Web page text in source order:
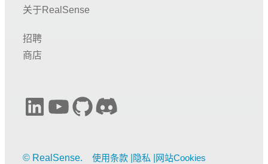
关于RealSense
招聘
商店
LinkedInYouTubeGitHubDiscord
使用条款 隐私 网站Cookies